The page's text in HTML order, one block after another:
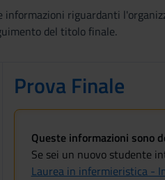
informazioni riguardanti
del titolo finale.
Prova Finale
Queste informazioni sono
Se sei un nuovo studente
Laurea in infermieristica -